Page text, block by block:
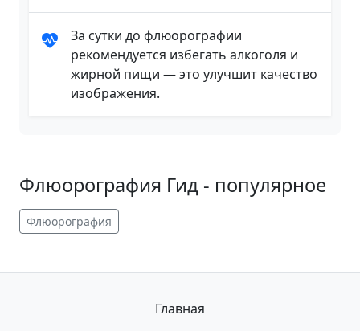
За сутки до флюорографии
рекомендуется избегать алкоголя и
жирной пищи — это улучшит качество
изображения.
Флюорография Гид - популярное
Флюорография
Главная